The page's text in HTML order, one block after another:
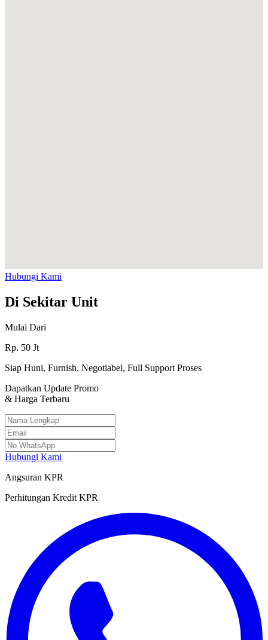
Hubungi Kami
Di Sekitar Unit
Mulai Dari
Rp. 50 Jt
Siap Huni, Furnish, Negotiabel, Full Support Proses
Dapatkan Update Promo
& Harga Terbaru
Hubungi Kami
Angsuran KPR
Perhitungan Kredit KPR